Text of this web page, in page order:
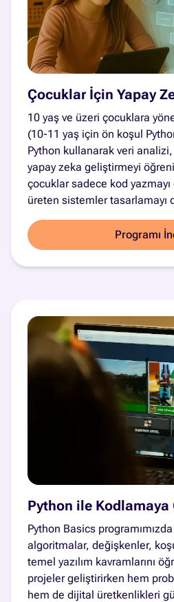
Çocuklar İçin Yapay
10 yaş ve üzeri çocuklara
(10-11 yaş için ön koşul
Python kullanarak veri
yapay zeka geliştirmeyi
çocuklar sadece kod
üreten sistemler tasarlamayı
Programı
Python ile Kodlamaya
Python Basics
algoritmalar, değişkenler,
temel yazılım kavramlarını
projeler geliştirirken hem
hem de dijital üretkenlikleri